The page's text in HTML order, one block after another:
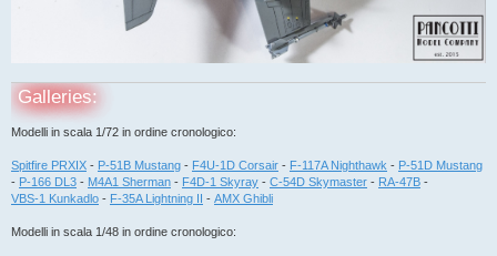
Galleries:
Modelli in scala 1/72 in ordine cronologico:
Spitfire PRXIX - P-51B Mustang - F4U-1D Corsair - F-117A Nighthawk - P-51D Mustang
- P-166 DL3 - M4A1 Sherman - F4D-1 Skyray - C-54D Skymaster - RA-47B -
VBS-1 Kunkadlo - F-35A Lightning II - AMX Ghibli
Modelli in scala 1/48 in ordine cronologico: